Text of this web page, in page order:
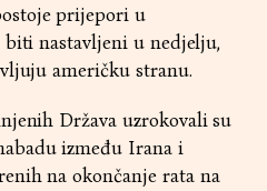
prijepori u
nastavljeni u nedjelju,
američku stranu.
Država uzrokovali su
između Irana i
na okončanje rata na